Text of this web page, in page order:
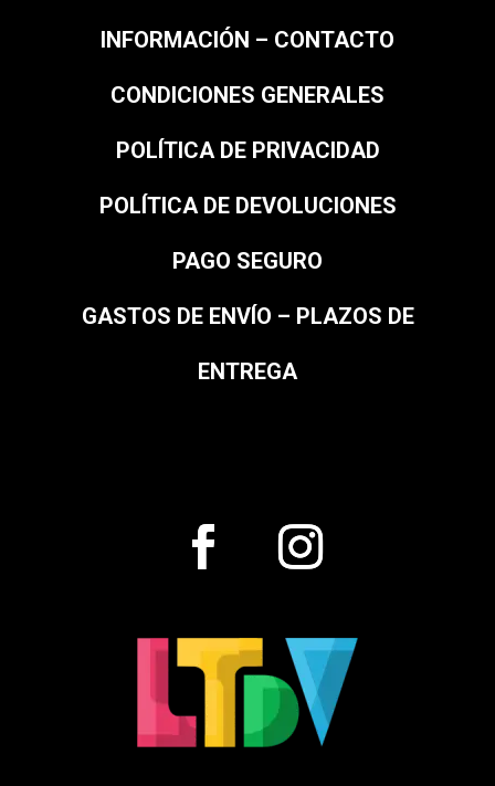
INFORMACIÓN – CONTACTO
CONDICIONES GENERALES
POLÍTICA DE PRIVACIDAD
POLÍTICA DE DEVOLUCIONES
PAGO SEGURO
GASTOS DE ENVÍO – PLAZOS DE
ENTREGA